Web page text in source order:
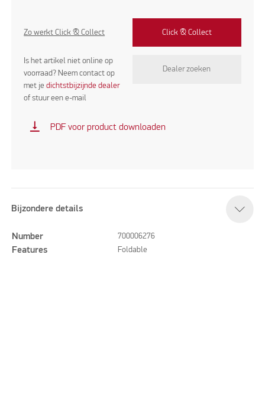
Zo werkt Click & Collect Click & Collect
Is het artikel niet online op
voorraad? Neem contact op
met jedichtstbijzijnde dealer
of stuur een e-mail
Dealer zoeken
vertical_align_bottom PDF voor product downloaden
Bijzondere details
Number 700006276
Features Foldable